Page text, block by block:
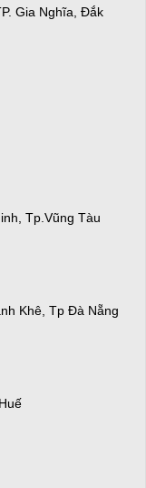
Gia Nghĩa, Đắk
Tp.Vũng Tàu
Khê, Tp Đà Nẵng